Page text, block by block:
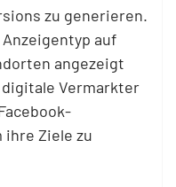
zu generieren.
auf
angezeigt
Vermarkter
ihre Ziele zu